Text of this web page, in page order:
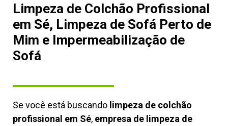
Limpeza de Colchão Profissional
em Sé, Limpeza de Sofá Perto de
Mim e Impermeabilização de
Sofá
Se você está buscando limpeza de colchão
profissional em Sé, empresa de limpeza de